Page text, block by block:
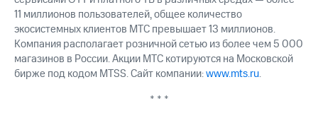
11 миллионов пользователей, общее количество
экосистемных клиентов МТС превышает 13 миллионов.
Компания располагает розничной сетью из более чем 5 000
магазинов в России. Акции МТС котируются на Московской
бирже под кодом MTSS. Сайт компании:www.mts.ru.
* * *